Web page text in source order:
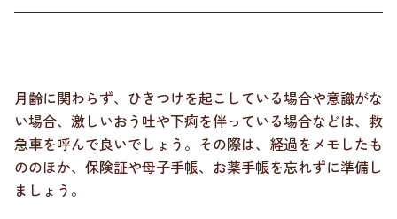
月齢に関わらず、ひきつけを起こしている場合や意識がな
い場合、激しいおう吐や下痢を伴っている場合などは、救
急車を呼んで良いでしょう。その際は、経過をメモしたも
ののほか、保険証や母子手帳、お薬手帳を忘れずに準備し
ましょう。